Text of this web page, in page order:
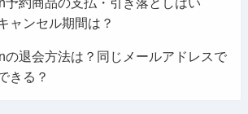
ャンセル期間は？
の退会方法は？同じメールアドレスで
きる？